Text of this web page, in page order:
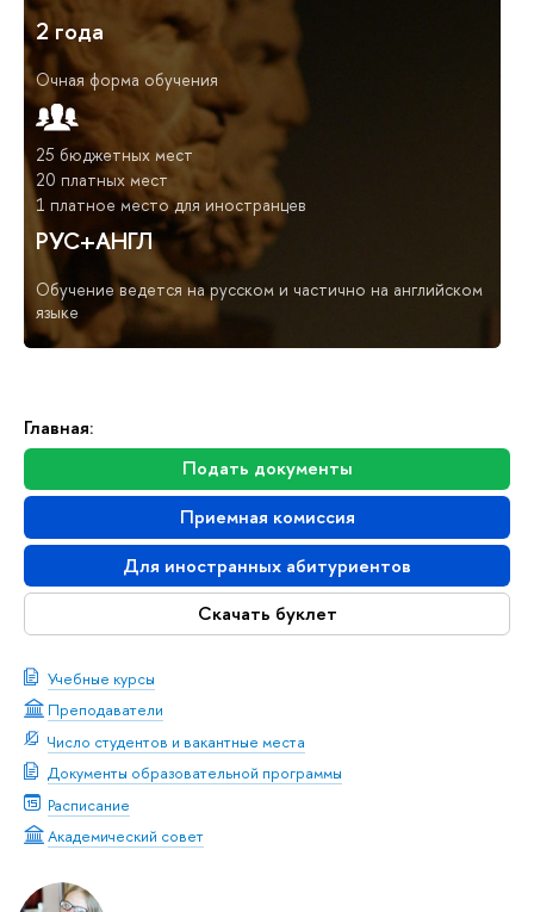
Главная:
Подать документы
Приемная комиссия
Для иностранных абитуриентов
Скачать буклет
Учебные курсы
Преподаватели
Число студентов и вакантные места
Документы образовательной программы
Расписание
Академический совет
2 года
Очная форма обучения
25 бюджетных мест
20 платных мест
1 платное место для иностранцев
РУС+АНГЛ
Обучение ведется на русском и частично на английском
языке